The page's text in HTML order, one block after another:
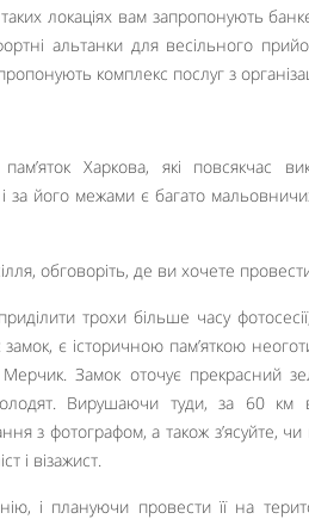
локаціях вам запропонують
альтанки для весільного
комплекс послуг з
Харкова, які повсякчас
і за його межами є багато
обговоріть, де ви хочете
трохи більше часу
замок, є історичною пам’яткою
Мерчик. Замок оточує прекрасний
Вирушаючи туди, за 60 км
з фотографом, а також з’ясуйте,
і візажист.
і плануючи провести її на